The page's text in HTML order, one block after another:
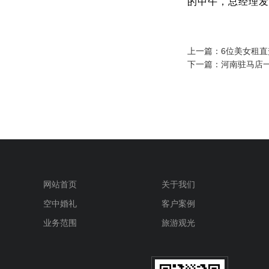
上一篇： 6位美女租
下一篇： 河南驻马店
网站首页 关于我们
空中婚礼
客户案例
业务范围
旅游观光